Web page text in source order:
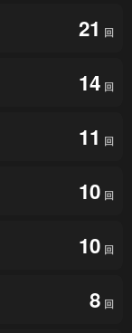
21 回
14 回
11 回
10 回
10 回
8 回